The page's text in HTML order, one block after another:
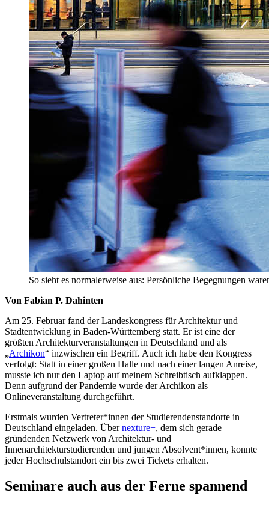
So sieht es normalerweise aus: Persönliche Begegnungen
Von Fabian P. Dahinten
Am 25. Februar fand der Landeskongress für Architektur und
Stadtentwicklung in Baden-Württemberg statt. Er ist eine der
größten Architekturveranstaltungen in Deutschland und als
„Archikon“ inzwischen ein Begriff. Auch ich habe den Kongress
verfolgt: Statt in einer großen Halle und nach einer langen Anreise,
musste ich nur den Laptop auf meinem Schreibtisch aufklappen.
Denn aufgrund der Pandemie wurde der Archikon als
Onlineveranstaltung durchgeführt.
Erstmals wurden Vertreter*innen der Studierendenstandorte in
Deutschland eingeladen. Übernexture+, dem sich gerade
gründenden Netzwerk von Architektur- und
Innenarchitekturstudierenden und jungen Absolvent*innen, konnte
jeder Hochschulstandort ein bis zwei Tickets erhalten.
Seminare auch aus der Ferne spannend